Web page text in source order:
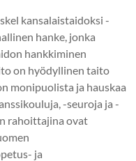
kansalaistaidoksi -
hanke, jonka
hankkiminen
on hyödyllinen taito
monipuolista ja hauskaa
-seuroja ja -
rahoittajina ovat
ja